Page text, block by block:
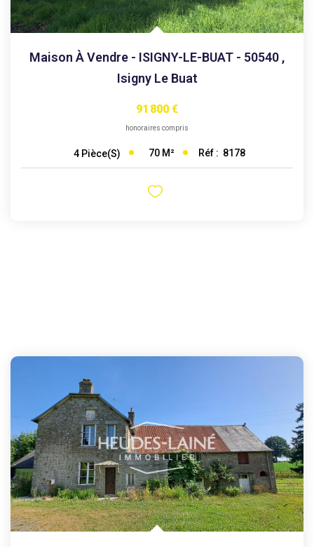
EXTRANET
Maison À Vendre - ISIGNY-LE-BUAT - 50540 ,
Isigny Le Buat
91 800 €
honoraires compris
4 Pièce(s) 70 M² Réf : 8178